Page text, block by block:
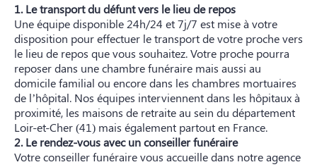
1. Le transport du défunt vers le lieu de repos
Une équipe disponible 24h/24 et 7j/7 est mise à votre
disposition pour effectuer le transport de votre proche vers
le lieu de repos que vous souhaitez. Votre proche pourra
reposer dans une chambre funéraire mais aussi au
domicile familial ou encore dans les chambres mortuaires
de l’hôpital. Nos équipes interviennent dans les hôpitaux à
proximité, les maisons de retraite au sein du département
Loir-et-Cher (41) mais également partout en France.
2. Le rendez-vous avec un conseiller funéraire
Votre conseiller funéraire vous accueille dans notre agence